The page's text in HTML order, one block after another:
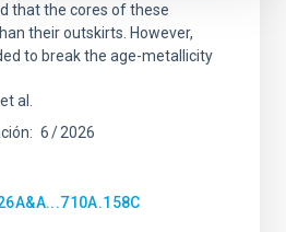
that the cores of these
their outskirts. However,
to break the age-metallicity
al.
6 2026